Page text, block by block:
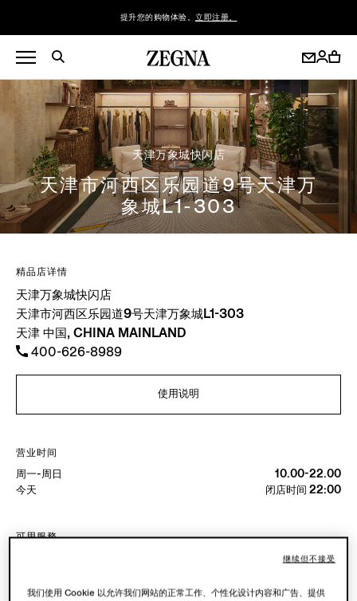
提升您的购物体验。 立即注册。
天津万象城快闪店
天津市河西区乐园道9号天津万
象城L1-303
精品店详情
天津万象城快闪店
天津市河西区乐园道9号天津万象城L1-303
天津 中国, CHINA MAINLAND
400-626-8989
使用说明
营业时间
周一-周日
10.00-22.00
今天
闭店时间 22:00
可用服務
我们使用 Cookie 以允许我们网站的正常工作、个性化设计内容和广告、提供
继续但不接受